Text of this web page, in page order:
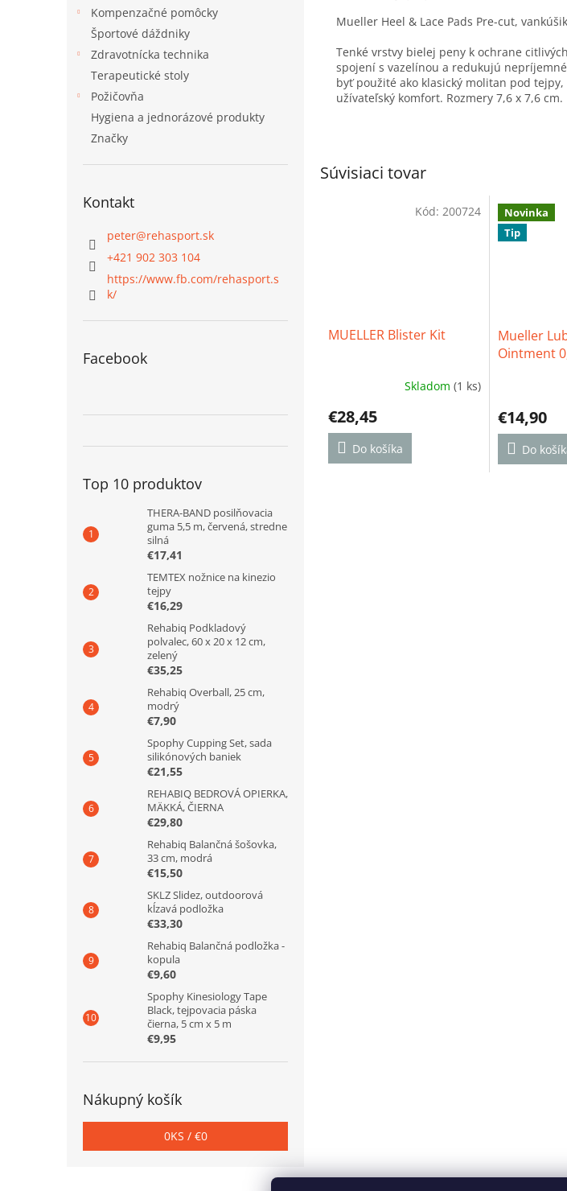
Kompenzačné pomôcky
Športové dáždniky
Zdravotnícka technika
Terapeutické stoly
Požičovňa
Hygiena a jednorázové produkty
Značky
Kontakt
peter@rehasport.sk
+421 902 303 104
https://www.fb.com/rehasport.s
k/
Facebook
Top 10 produktov
THERA-BAND posilňovacia
guma 5,5 m, červená, stredne
silná
€17,41
TEMTEX nožnice na kinezio
tejpy
€16,29
Rehabiq Podkladový
polvalec, 60 x 20 x 12 cm,
zelený
€35,25
Rehabiq Overball, 25 cm,
modrý
€7,90
Spophy Cupping Set, sada
silikónových baniek
€21,55
REHABIQ BEDROVÁ OPIERKA,
MÄKKÁ, ČIERNA
€29,80
Rehabiq Balančná šošovka,
33 cm, modrá
€15,50
SKLZ Slidez, outdoorová
kĺzavá podložka
€33,30
Rehabiq Balančná podložka -
kopula
€9,60
Spophy Kinesiology Tape
Black, tejpovacia páska
čierna, 5 cm x 5 m
€9,95
Nákupný košík
0KS / €0
Súvisiaci tovar
MUELLER Blister Kit
produktu
je
5,0
z
Skladom (1 ks)
€28,45
Do košíka
Kód: 200724
Novinka
Tip
Mueller
Ointment
odrenín a
uzáverom
produktu
je
5,0
z
€14,90
Do
Mueller Heel & Lace Pads Pre-cut,
Tenké vrstvy bielej peny k ochrane
spojení s vazelínou a redukujú
byť použité ako klasický molitan pod
užívateľský komfort. Rozmery 7,6 x 7,6 cm.